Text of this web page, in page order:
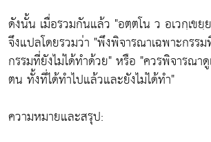
ดังนั้น เมื่อรวมกันแล้ว "อตฺตโน ว อเวกฺเข
จึงแปลโดยรวมว่า "พึงพิจารณาเฉพาะกรร
กรรมที่ยังไม่ได้ทำด้วย" หรือ "ควรพิจารณา
ตน ทั้งที่ได้ทำไปแล้วและยังไม่ได้ทำ"
ความหมายและสรุป: